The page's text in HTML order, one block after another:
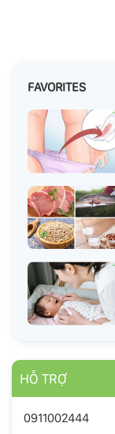
FAVORITES
HỖ TRỢ
0911002444